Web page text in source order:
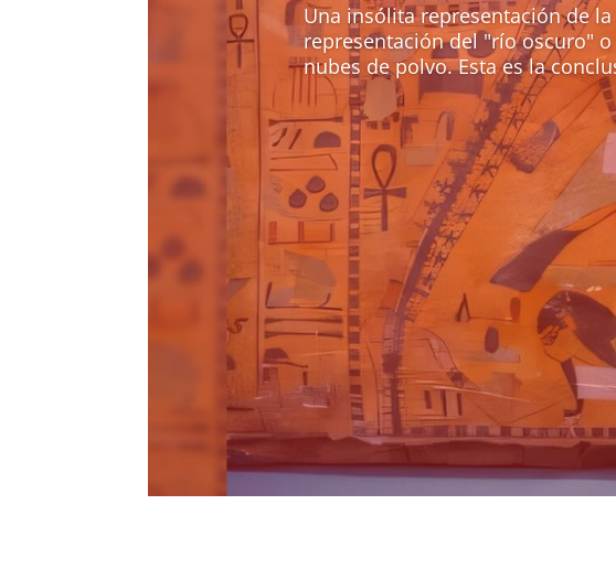
Una insólita representación de
representación del "río oscuro"
nubes de polvo. Esta es la